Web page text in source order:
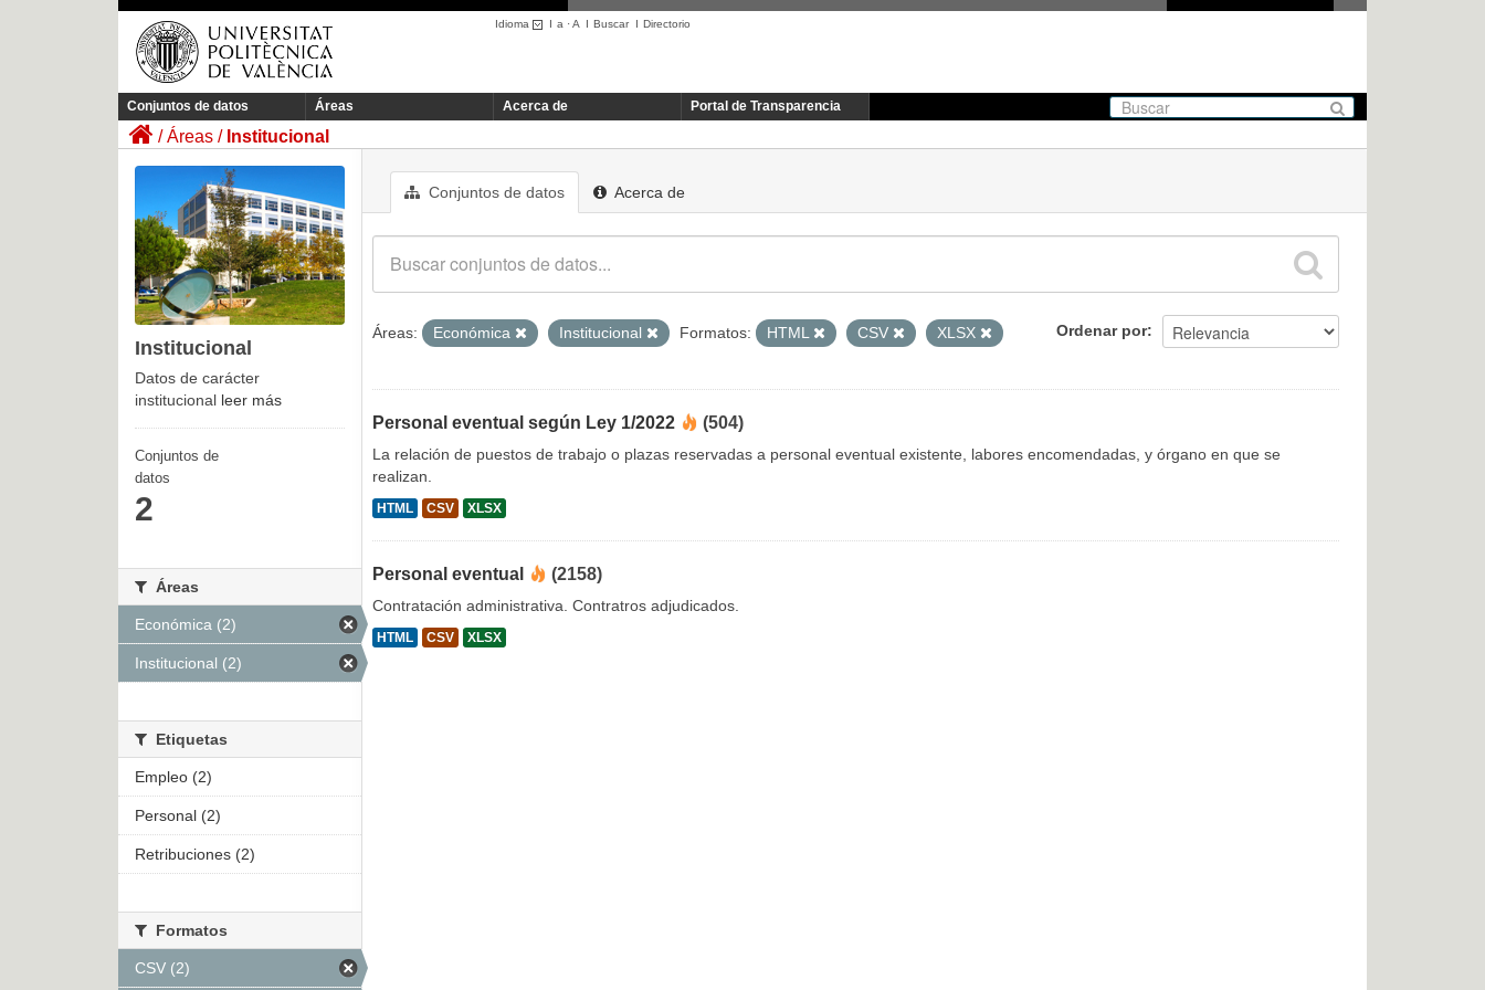
Idioma I a ·A I BuscarI Directorio
Conjuntos de datos Áreas Acerca de Portal de Transparencia
Áreas Institucional
Conjuntos de datos Acerca de
Ordenar por
Áreas: Económica Institucional Formatos: HTML CSV XLSX
Personal eventual según Ley 1/2022 (504)
La relación de puestos de trabajo o plazas reservadas a personal eventual existente, labores encomendadas, y órgano en que se
realizan.
HTML CSV XLSX
Personal eventual (2158)
Contratación administrativa. Contratros adjudicados.
HTML CSV XLSX
Institucional
Datos de carácter
institucional leer más
Conjuntos de
datos
2
Áreas
Económica (2)
Institucional (2)
Etiquetas
Empleo (2)
Personal (2)
Retribuciones (2)
Formatos
CSV (2)